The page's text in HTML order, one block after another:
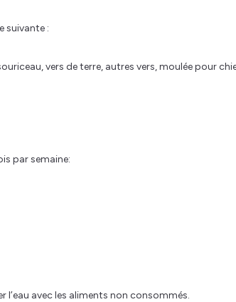
suivante :
vers de terre, autres vers, moulée pour
par semaine:
l’eau avec les aliments non consommés.